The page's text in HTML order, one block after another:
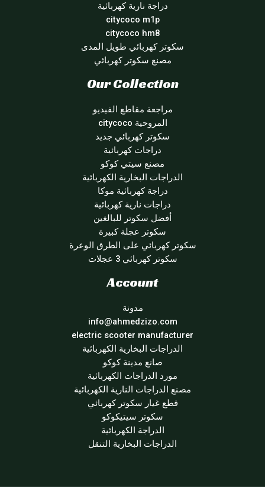
دراجة نارية كهربائية
citycoco m1p
citycoco hm8
سكوتر كهربائي طويل المدى
مصنع سكوتر كهربائي
Our Collection
مراجعة مقاطع الفيديو
المروحية citycoco
سكوتر كهربائي جديد
دراجات كهربائية
مصنع سيتي كوكو
الدراجات البخارية الكهربائية
دراجة كهربائية موكا
دراجات نارية كهربائية
أفضل سكوتر للبالغين
سكوتر عجلة كبيرة
سكوتر كهربائي على الطرق الوعرة
سكوتر كهربائي 3 عجلات
Account
مدونة
info@ahmedzizo.com
electric scooter manufacturer
الدراجات البخارية الكهربائية
صانع مدينة كوكو
مورد الدراجات الكهربائية
مصنع الدراجات النارية الكهربائية
قطع غيار سكوتر كهربائي
سكوتر سيتيكوكو
الدراجة الكهربائية
الدراجات البخارية التنقل